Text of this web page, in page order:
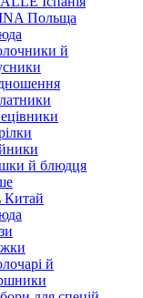
Польща
й
й блюдця
Китай
й